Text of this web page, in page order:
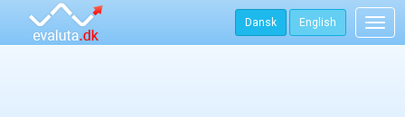
Dansk English